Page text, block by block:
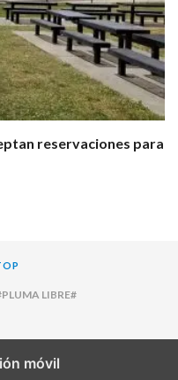
reservaciones para
LIBRE#
móvil